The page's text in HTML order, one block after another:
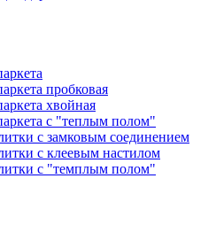
пробковая
хвойная
с "теплым полом"
с замковым соединением
с клеевым настилом
с "темплым полом"